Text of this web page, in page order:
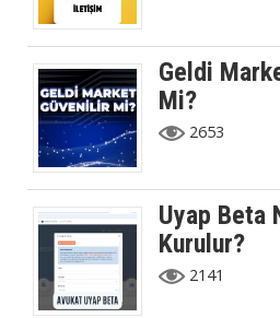
Geldi
Mi?
2653
Uyap Beta
Kurulur?
2141